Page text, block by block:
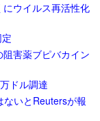
ウイルス再活性化
害薬ブピバカイン
ドル調達
いとReutersが報